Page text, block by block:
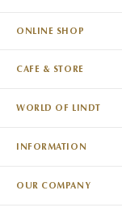
ONLINE SHOP
CAFE & STORE
WORLD OF LINDT
INFORMATION
OUR COMPANY